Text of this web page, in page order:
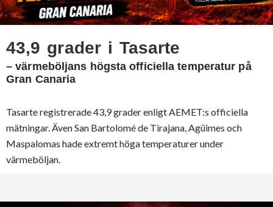
43,9 grader i Tasarte
– värmeböljans högsta officiella temperatur på
Gran Canaria
Tasarte registrerade 43,9 grader enligt AEMET:s officiella
mätningar. Även San Bartolomé de Tirajana, Agüimes och
Maspalomas hade extremt höga temperaturer under
värmeböljan.